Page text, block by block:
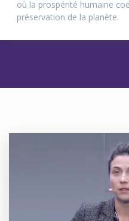
où la prospérité humaine
préservation de la planète.